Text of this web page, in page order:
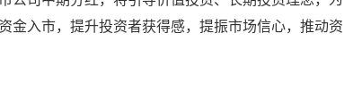
金入市，提升投资者获得感，提振市场信心，推动资